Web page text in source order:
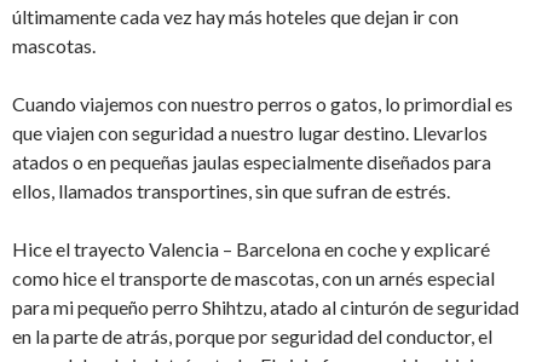
últimamente cada vez hay más hoteles que dejan ir con
mascotas.
Cuando viajemos con nuestro perros o gatos, lo primordial es
que viajen con seguridad a nuestro lugar destino. Llevarlos
atados o en pequeñas jaulas especialmente diseñados para
ellos, llamados transportines, sin que sufran de estrés.
Hice el trayecto Valencia – Barcelona en coche y explicaré
como hice el transporte de mascotas, con un arnés especial
para mi pequeño perro Shihtzu, atado al cinturón de seguridad
en la parte de atrás, porque por seguridad del conductor, el